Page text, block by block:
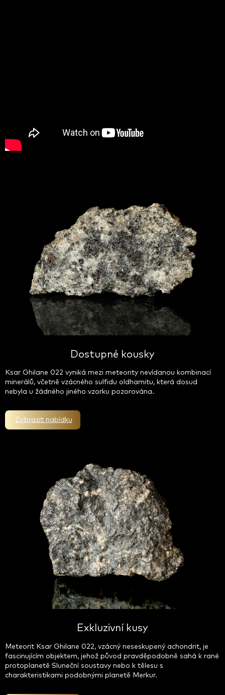
Dostupné kousky
Ksar Ghilane 022 vyniká mezi meteority nevídanou kombinací
minerálů, včetně vzácného sulfidu oldhamitu, která dosud
nebyla u žádného jiného vzorku pozorována.
Zobrazit nabídku
Exkluzivní kusy
Meteorit Ksar Ghilane 022, vzácný neseskupený achondrit, je
fascinujícím objektem, jehož původ pravděpodobně sahá k rané
protoplanetě Sluneční soustavy nebo k tělesu s
charakteristikami podobnými planetě Merkur.